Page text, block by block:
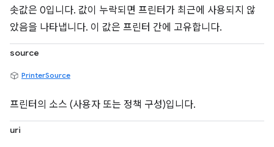
솟값은 0입니다. 값이 누락되면 프린터가 최근에 사용되지 않
았음을 나타냅니다. 이 값은 프린터 간에 고유합니다.
source
PrinterSource
프린터의 소스 (사용자 또는 정책 구성)입니다.
uri